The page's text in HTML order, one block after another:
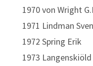
1970 von Wright
1971 Lindman Sven
1972 Spring Erik
1973